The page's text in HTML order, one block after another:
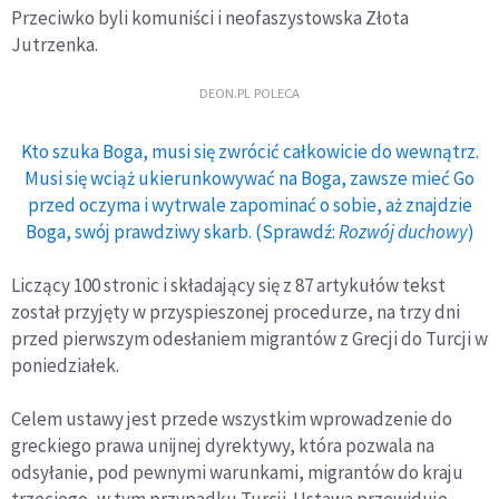
Przeciwko byli komuniści i neofaszystowska Złota
Jutrzenka.
DEON.PL POLECA
Kto szuka Boga, musi się zwrócić całkowicie do wewnątrz.
Musi się wciąż ukierunkowywać na Boga, zawsze mieć Go
przed oczyma i wytrwale zapominać o sobie, aż znajdzie
Boga, swój prawdziwy skarb. (Sprawdź:Rozwój duchowy)
Liczący 100 stronic i składający się z 87 artykułów tekst
został przyjęty w przyspieszonej procedurze, na trzy dni
przed pierwszym odesłaniem migrantów z Grecji do Turcji w
poniedziałek.
Celem ustawy jest przede wszystkim wprowadzenie do
greckiego prawa unijnej dyrektywy, która pozwala na
odsyłanie, pod pewnymi warunkami, migrantów do kraju